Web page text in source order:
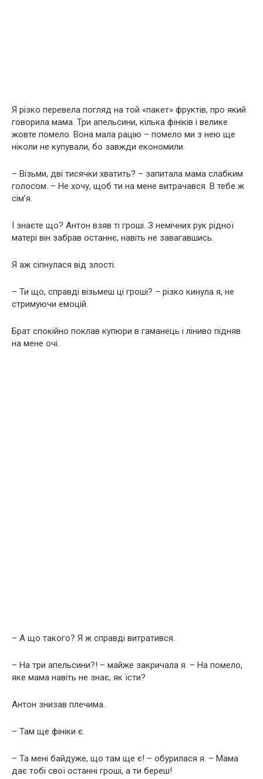
Я різко перевела погляд на той «пакет» фруктів, про який
говорила мама. Три апельсини, кілька фініків і велике
жовте помело. Вона мала рацію – помело ми з нею ще
ніколи не купували, бо завжди економили.
– Візьми, дві тисячки хватить? – запитала мама слабким
голосом. – Не хочу, щоб ти на мене витрачався. В тебе ж
сім’я.
І знаєте що? Антон взяв ті гроші. З немічних рук рідної
матері він забрав останнє, навіть не завагавшись.
Я аж сіпнулася від злості.
– Ти що, справді візьмеш ці гроші? – різко кинула я, не
стримуючи емоцій.
Брат спокійно поклав купюри в гаманець і ліниво підняв
на мене очі.
– А що такого? Я ж справді витратився.
– На три апельсини?! – майже закричала я. – На помело,
яке мама навіть не знає, як їсти?
Антон знизав плечима.
– Там ще фініки є.
– Та мені байдуже, що там ще є! – обурилася я. – Мама
дає тобі свої останні гроші, а ти береш!